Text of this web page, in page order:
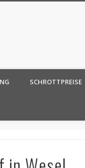
SCHROTTPREISE